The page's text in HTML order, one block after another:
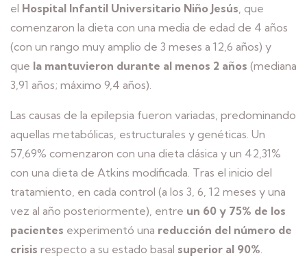
el Hospital Infantil Universitario Niño Jesús , que
comenzaron la dieta con una media de edad de 4 años
(con un rango muy amplio de 3 meses a 12,6 años) y
que la mantuvieron durante al menos 2 años (mediana
3,91 años; máximo 9,4 años).
Las causas de la epilepsia fueron variadas, predominando
aquellas metabólicas, estructurales y genéticas. Un
57,69% comenzaron con una dieta clásica y un 42,31%
con una dieta de Atkins modificada. Tras el inicio del
tratamiento, en cada control (a los 3, 6, 12 meses y una
vez al año posteriormente), entre un 60 y 75% de los
pacientes experimentó una reducción del número de
crisis respecto a su estado basal superior al 90%